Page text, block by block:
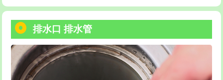
用（追加）/3ｍ超え)
給水管工事※（ライニング鋼管・銅
管・ポリ管・HT管使用/3ｍまで)
44,000円
給水管工事※（ライニング鋼管・銅
+8,800円
トーラー機使用/3mまで
追加トーラー機使用/3m超え +3,300円
カメラ調査 33,000円
排水口 排水管